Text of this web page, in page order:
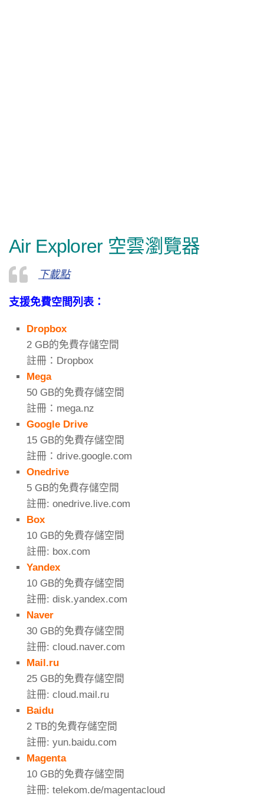
Air Explorer 空雲瀏覽器
下載點
支援免費空間列表：
Dropbox
2 GB的免費存儲空間
註冊：Dropbox
Mega
50 GB的免費存儲空間
註冊：mega.nz
Google Drive
15 GB的免費存儲空間
註冊：drive.google.com
Onedrive
5 GB的免費存儲空間
註冊: onedrive.live.com
Box
10 GB的免費存儲空間
註冊: box.com
Yandex
10 GB的免費存儲空間
註冊: disk.yandex.com
Naver
30 GB的免費存儲空間
註冊: cloud.naver.com
Mail.ru
25 GB的免費存儲空間
註冊: cloud.mail.ru
Baidu
2 TB的免費存儲空間
註冊: yun.baidu.com
Magenta
10 GB的免費存儲空間
註冊: telekom.de/magentacloud